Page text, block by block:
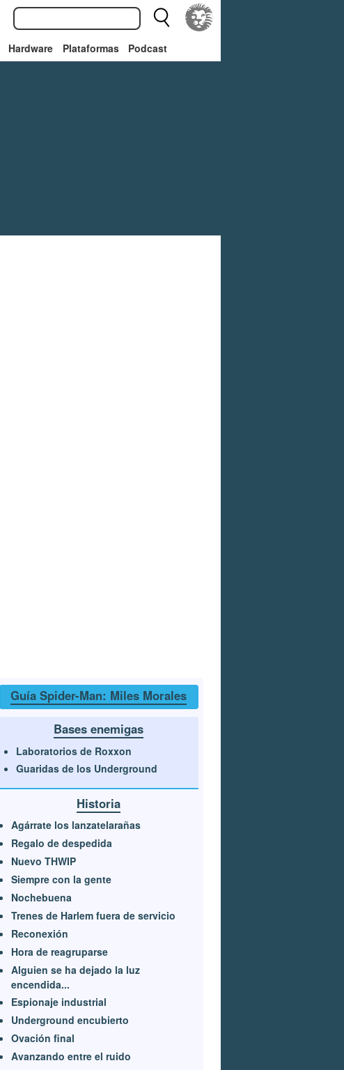
Hardware Plataformas Podcast
Guía Spider-Man: Miles Morales
Bases enemigas
Laboratorios de Roxxon
Guaridas de los Underground
Historia
Agárrate los lanzatelarañas
Regalo de despedida
Nuevo THWIP
Siempre con la gente
Nochebuena
Trenes de Harlem fuera de servicio
Reconexión
Hora de reagruparse
Alguien se ha dejado la luz
encendida...
Espionaje industrial
Underground encubierto
Ovación final
Avanzando entre el ruido